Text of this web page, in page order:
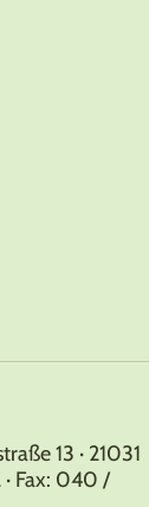
13 · 21031
Fax: 040 /